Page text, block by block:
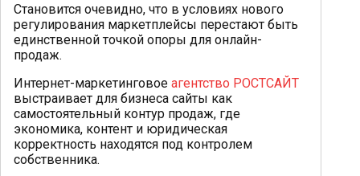
Становится очевидно, что в условиях нового
регулирования маркетплейсы перестают быть
единственной точкой опоры для онлайн-
продаж.
Интернет-маркетинговое агентство РОСТСАЙТ
выстраивает для бизнеса сайты как
самостоятельный контур продаж, где
экономика, контент и юридическая
корректность находятся под контролем
собственника.